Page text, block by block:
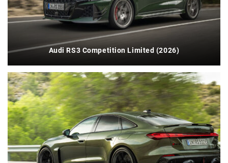
Audi RS3 Competition Limited (2026)